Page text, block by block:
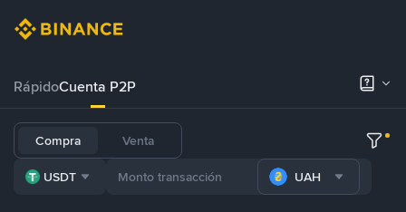
RápidoCuenta P2P
Compra Venta
USDT UAH